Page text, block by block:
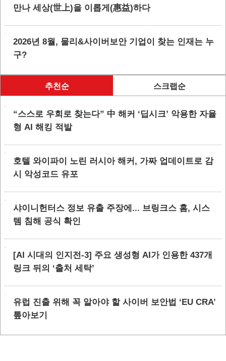
만나 세상(世上)을 이롭게(惠益)하다
2026년 8월, 물리&사이버보안 기업이 찾는 인재는 누
구?
추천순 스크랩순
“스스로 우회로 찾는다” 中 해커 ‘딥시크’ 악용한 자율
형 AI 해킹 적발
호텔 와이파이 노린 러시아 해커, 가짜 업데이트로 감
시 악성코드 유포
샤이니헌터스 정보 유출 주장에... 브링크스 홈, 시스
템 침해 공식 확인
[AI 시대의 인지전-3] 주요 생성형 AI가 인용한 437개
링크 뒤의 ‘출처 세탁’
유럽 진출 위해 꼭 알아야 할 사이버 보안법 ‘EU CRA’
톺아보기